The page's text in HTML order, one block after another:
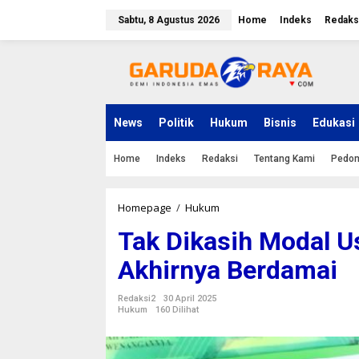
Sabtu, 8 Agustus 2026 Home Indeks
News Politik Hukum Bisnis Edukasi
Home Indeks Redaksi Tentang Kami
Homepage / Hukum
k
D
h
M
Tak Dikasih Modal
Akhirnya Berdamai
Redaksi2
30 April 2025
Hukum
160 Dilihat